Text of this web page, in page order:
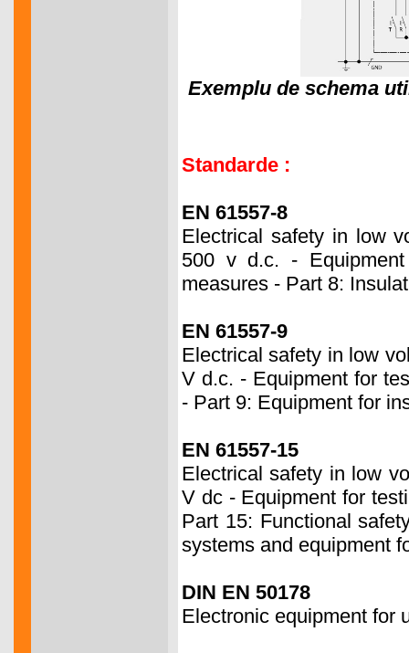
Exemplu de schema
Standarde :
EN 61557-8
Electrical safety in low
500 v d.c. -
measures - Part 8:
EN 61557-9
Electrical safety in low
V d.c. - Equipment for
- Part 9: Equipment for
EN 61557-15
Electrical safety in low
V dc - Equipment for
Part 15: Functional
systems and equipment
DIN EN 50178
Electronic equipment for